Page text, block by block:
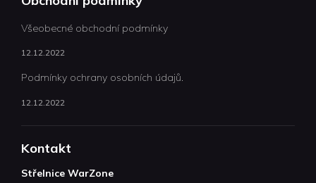
Všeobecné obchodní podmínky
12.12.2022
Podmínky ochrany osobních údajů.
12.12.2022
Kontakt
Střelnice WarZone